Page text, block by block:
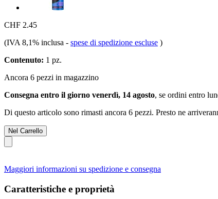
CHF 2.45
(IVA 8,1% inclusa - spese di spedizione escluse )
Contenuto: 1 pz.
Ancora 6 pezzi in magazzino
Consegna entro il giorno venerdì, 14 agosto, se ordini entro
Di questo articolo sono rimasti ancora 6 pezzi. Presto ne
Nel Carrello
Maggiori informazioni su spedizione e consegna
Caratteristiche e proprietà